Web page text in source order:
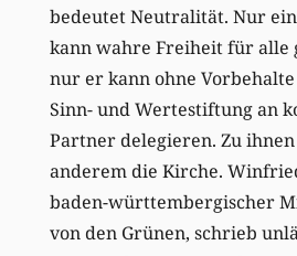
bedeutet Neutralität. Nur
kann wahre Freiheit für alle
nur er kann ohne
Sinn- und Wertestiftung an
Partner delegieren. Zu
anderem die Kirche.
baden-württembergischer
von den Grünen, schrieb